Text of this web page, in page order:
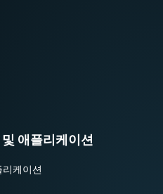
애플리케이션
케이션